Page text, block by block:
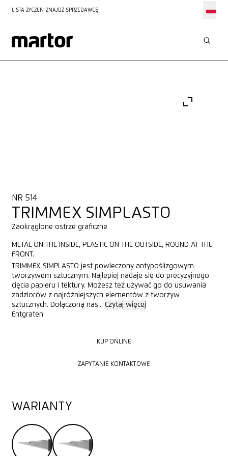
LISTA ŻYCZEŃ ZNAJDŹ SPRZEDAWCĘ
NR 514
TRIMMEX SIMPLASTO
Zaokrąglone ostrze graficzne
METAL ON THE INSIDE, PLASTIC ON THE OUTSIDE, ROUND AT THE
FRONT.
TRIMMEX SIMPLASTO jest powleczony antypoślizgowym
tworzywem sztucznym. Najlepiej nadaje się do precyzyjnego
cięcia papieru i tektury. Możesz też używać go do usuwania
zadziorów z najróżniejszych elementów z tworzyw
sztucznych. Dołączoną nas... Czytaj więcej
Entgraten
KUP ONLINE
ZAPYTANIE KONTAKTOWE
WARIANTY